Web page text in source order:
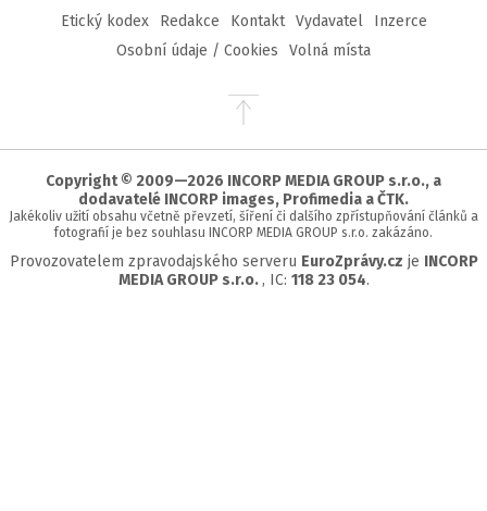
Etický kodex Redakce Kontakt Vydavatel
Inzerce
Osobní údaje / Cookies
Volná místa
Přejít
stránky
Copyright © 2009—2026 INCORP MEDIA GROUP s.r.o., a
dodavatelé INCORP images, Profimedia a ČTK.
Jakékoliv užití obsahu včetně převzetí, šíření či dalšího zpřístupňování článků a
fotografií je bez souhlasu INCORP MEDIA GROUP s.r.o. zakázáno.
Provozovatelem zpravodajského serveru EuroZprávy.cz je INCORP
MEDIA GROUP s.r.o. , IC: 118 23 054.